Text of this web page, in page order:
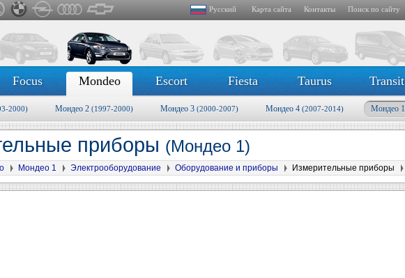
Русский Карта сайта Контакты Поиск по сайту
Focus Mondeo Escort Fiesta Taurus Transit
2000) Мондео 2 (1997-2000) Мондео 3 (2000-2007) Мондео 4 (2007-2014) Мондео 1
приборы (Мондео 1)
Мондео 1 Электрооборудование Оборудование и приборы Измерительные приборы